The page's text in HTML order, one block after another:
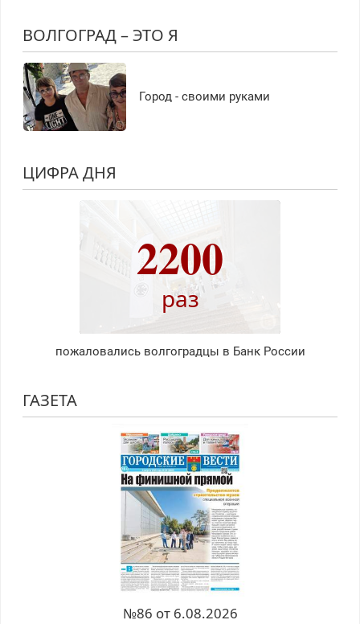
ВОЛГОГРАД – ЭТО Я
Город - своими руками
ЦИФРА ДНЯ
2200
раз
пожаловались волгоградцы в Банк России
ГАЗЕТА
№86 от 6.08.2026